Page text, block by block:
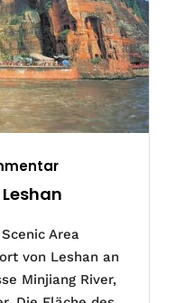
Area
von Leshan an
Minjiang River,